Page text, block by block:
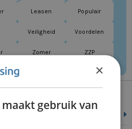
Leasen Populair
Veiligheid Voordelen
Zomer ZZP
×
maakt gebruik van